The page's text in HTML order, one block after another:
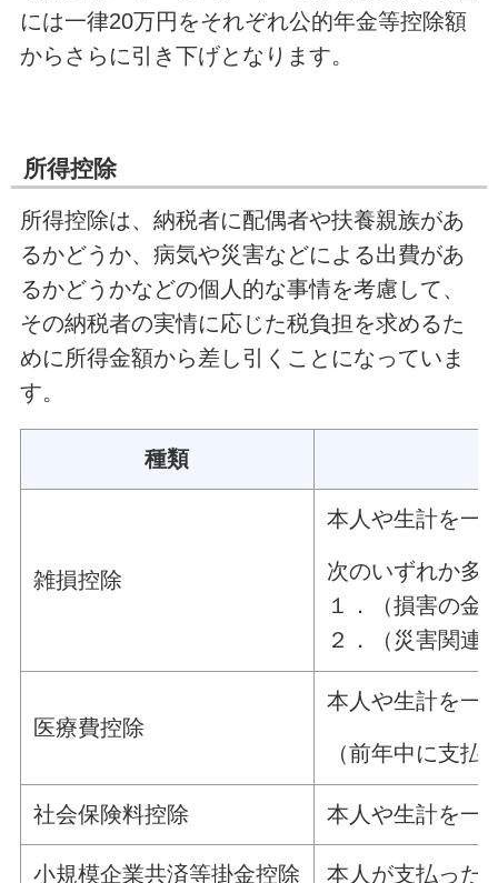
には一律20万円をそれぞれ公的年金等控除額
からさらに引き下げとなります。
所得控除
所得控除は、納税者に配偶者や扶養親族があ
るかどうか、病気や災害などによる出費があ
るかどうかなどの個人的な事情を考慮して、
その納税者の実情に応じた税負担を求めるた
めに所得金額から差し引くことになっていま
す。
種類
雑損控除
本人や生計を一
次のいずれか多
１．（損害の金
２．（災害関連
医療費控除
本人や生計を一
（前年中に支
社会保険料控除 本人や生計を一
小規模企業共済等掛金控除 本人が支払った